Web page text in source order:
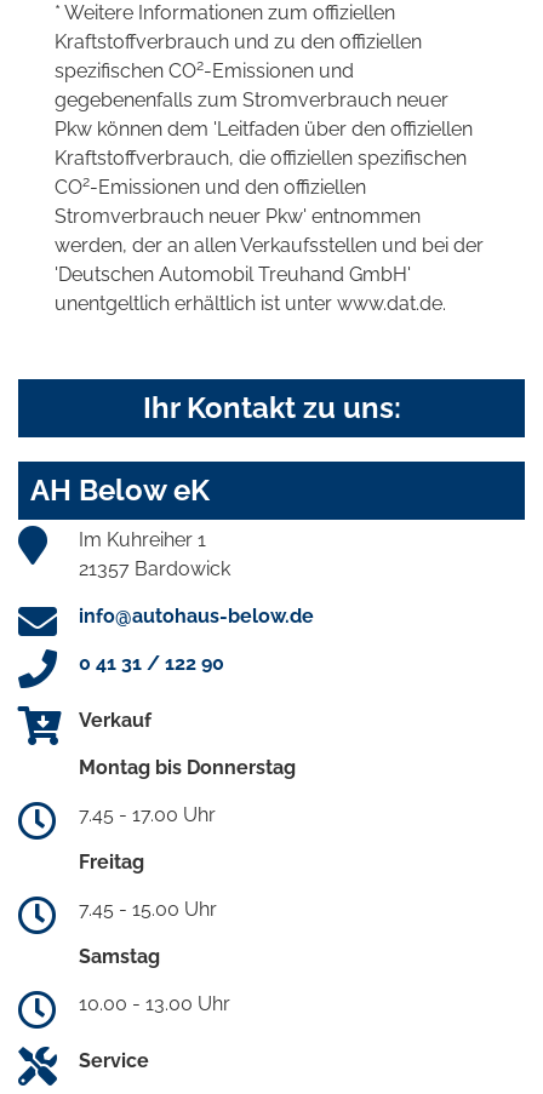
* Weitere Informationen zum offiziellen
Kraftstoffverbrauch und zu den offiziellen
spezifischen CO2-Emissionen und
gegebenenfalls zum Stromverbrauch neuer
Pkw können dem 'Leitfaden über den offiziellen
Kraftstoffverbrauch, die offiziellen spezifischen
CO2-Emissionen und den offiziellen
Stromverbrauch neuer Pkw' entnommen
werden, der an allen Verkaufsstellen und bei der
'Deutschen Automobil Treuhand GmbH'
unentgeltlich erhältlich ist unter www.dat.de.
Ihr Kontakt zu uns:
AH Below eK
Im Kuhreiher 1
21357 Bardowick
info@autohaus-below.de
0 41 31 / 122 90
Verkauf
Montag bis Donnerstag
7.45 - 17.00 Uhr
Freitag
7.45 - 15.00 Uhr
Samstag
10.00 - 13.00 Uhr
Service